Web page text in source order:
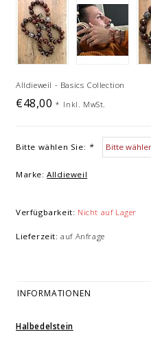
Alldieweil - Basics Collection
€48,00* Inkl. MwSt.
Bitte wählen Sie: *
Marke: Alldieweil
Verfügbarkeit: Nicht auf Lager
Lieferzeit: auf Anfrage
INFORMATIONEN
Halbedelstein